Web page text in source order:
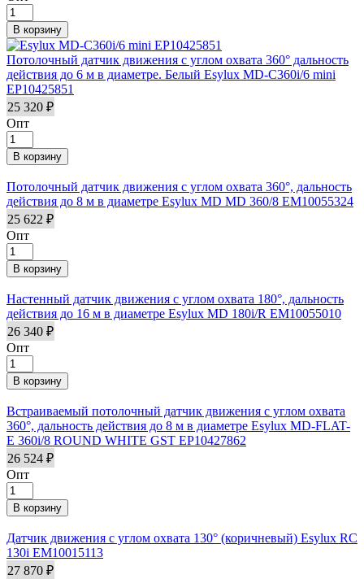
Потолочный датчик движения с углом охвата 360° дальность
действия до 6 м в диаметре. Белый Esylux MD-C360i/6 mini
EP10425851
25 320 ₽
Опт
Потолочный датчик движения с углом охвата 360°, дальность
действия до 8 м в диаметре Esylux MD MD 360/8 EM10055324
25 622 ₽
Опт
Настенный датчик движения с углом охвата 180°, дальность
действия до 16 м в диаметре Esylux MD 180i/R EM10055010
26 340 ₽
Опт
Встраиваемый потолочный датчик движения с углом охвата
360°, дальность действия до 8 м в диаметре Esylux MD-FLAT-
E 360i/8 ROUND WHITE GST EP10427862
26 524 ₽
Опт
Датчик движения с углом охвата 130° (коричневый) Esylux RC
130i EM10015113
27 870 ₽